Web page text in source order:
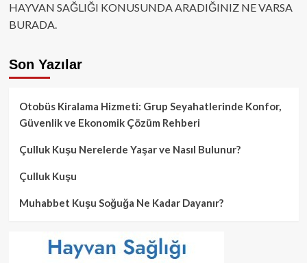
HAYVAN SAĞLIĞI KONUSUNDA ARADIĞINIZ NE VARSA
BURADA.
Son Yazılar
Otobüs Kiralama Hizmeti: Grup Seyahatlerinde Konfor,
Güvenlik ve Ekonomik Çözüm Rehberi
Çulluk Kuşu Nerelerde Yaşar ve Nasıl Bulunur?
Çulluk Kuşu
Muhabbet Kuşu Soğuğa Ne Kadar Dayanır?